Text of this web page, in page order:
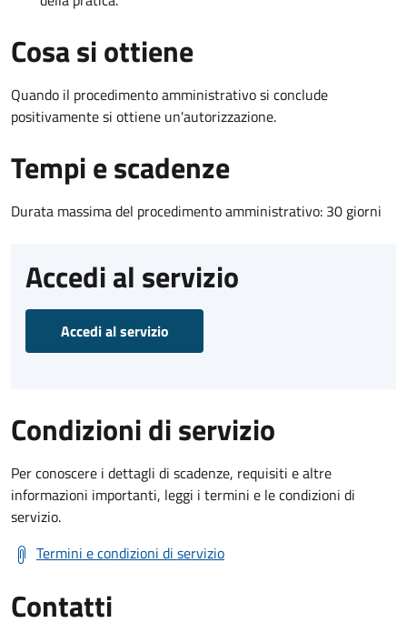
Cosa si ottiene
Quando il procedimento amministrativo si conclude
positivamente si ottiene un'autorizzazione.
Tempi e scadenze
Durata massima del procedimento amministrativo: 30 giorni
Accedi al servizio
Accedi al servizio
Condizioni di servizio
Per conoscere i dettagli di scadenze, requisiti e altre
informazioni importanti, leggi i termini e le condizioni di
servizio.
Termini e condizioni di servizio
Contatti